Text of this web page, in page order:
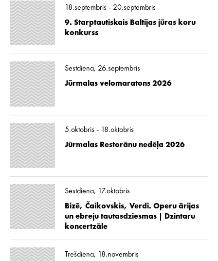
18.septembris - 20.septembris
9. Starptautiskais Baltijas jūras koru
konkurss
Sestdiena, 26.septembris
Jūrmalas velomaratons 2026
5.oktobris - 18.oktobris
Jūrmalas Restorānu nedēļa 2026
Sestdiena, 17.oktobris
Bizē, Čaikovskis, Verdi. Operu ārijas
un ebreju tautasdziesmas | Dzintaru
koncertzāle
Trešdiena, 18.novembris